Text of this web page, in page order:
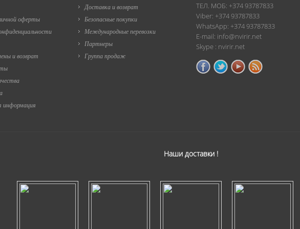
оферты
и возврат
информация
Доставка и возврат
Безопасные покупки
Международные перевозки
Партнеры
Группа продаж
ТЕЛ. МОБ: +374 93787833
Viber: +374 93787833
WhatsApp: +374 93787833
E-mail: info@nvirir.net
Skype : nvirir.net
Наши доставки !